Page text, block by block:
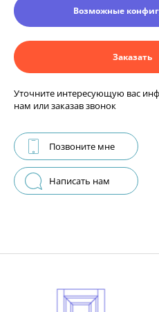
Возможные
Заказать
Уточните интересующую вас
нам или заказав звонок
Позвоните мне
Написать нам